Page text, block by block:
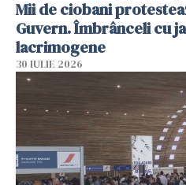
Mii de ciobani
Guvern. Îmbrânceli cu
lacrimogene
30 IULIE 2026